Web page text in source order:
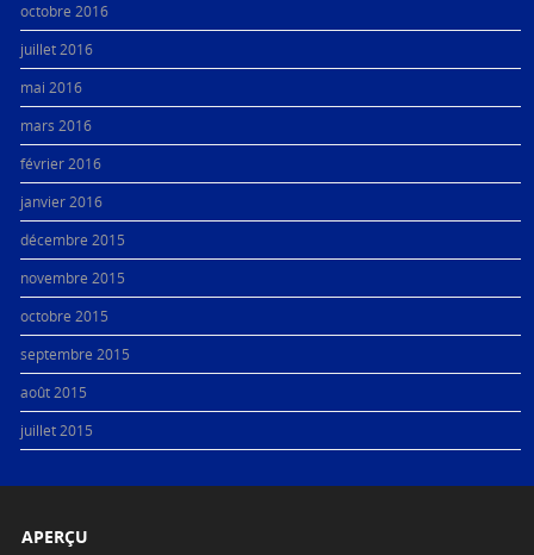
octobre 2016
juillet 2016
mai 2016
mars 2016
février 2016
janvier 2016
décembre 2015
novembre 2015
octobre 2015
septembre 2015
août 2015
juillet 2015
APERÇU